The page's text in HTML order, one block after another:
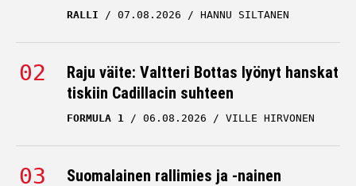
RALLI 07.08.2026 HANNU SILTANEN
Raju väite: Valtteri Bottas lyönyt hanskat
tiskiin Cadillacin suhteen
FORMULA 1 06.08.2026 VILLE HIRVONEN
Suomalainen rallimies ja -nainen